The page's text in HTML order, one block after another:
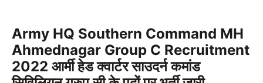
Army HQ Southern Command MH
Ahmednagar Group C Recruitment
2022 आर्मी हेड क्वार्टर साउदर्न कमांड